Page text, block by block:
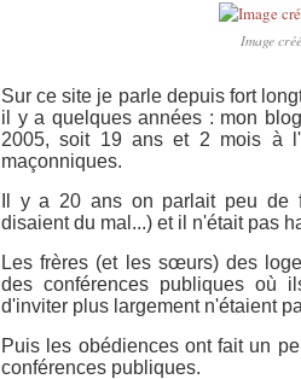
Image
Sur ce site je parle depuis fort
il y a quelques années : mon
2005, soit 19 ans et 2 mois à
maçonniques.
Il y a 20 ans on parlait peu de
disaient du mal...) et il n'était pas
Les frères (et les sœurs) des
des conférences publiques où
d'inviter plus largement n'étaient
Puis les obédiences ont fait un
conférences publiques.